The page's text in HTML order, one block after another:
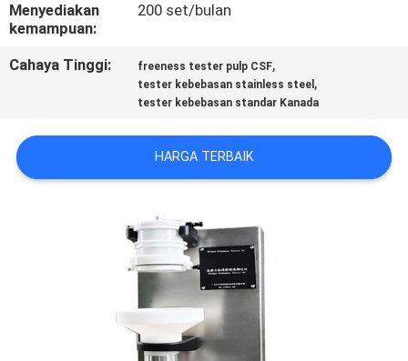
PERMINTAAN
PENAWARAN
PRIVACY
Menyediakan
kemampuan:
200 set/bulan
Cahaya Tinggi: freeness tester pulp CSF,
tester kebebasan stainless steel ,
tester kebebasan standar Kanada
HARGA TERBAIK